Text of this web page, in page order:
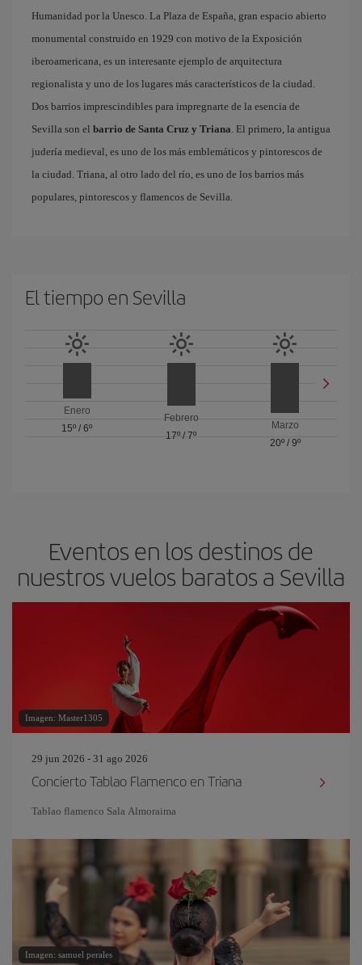
Humanidad por la Unesco. La Plaza de España, gran espacio abierto
monumental construido en 1929 con motivo de la Exposición
iberoamericana, es un interesante ejemplo de arquitectura
regionalista y uno de los lugares más característicos de la ciudad.
Dos barrios imprescindibles para impregnarte de la esencia de
Sevilla son el barrio de Santa Cruz y Triana. El primero, la antigua
judería medieval, es uno de los más emblemáticos y pintorescos de
la ciudad. Triana, al otro lado del río, es uno de los barrios más
populares, pintorescos y flamencos de Sevilla.
El tiempo en Sevilla
Enero
15º /6º
Febrero
17º / 7º
Marzo
20º/ 9º
Eventos en los destinos de
nuestros vuelos baratos a Sevilla
Imagen: Master1305
29 jun 2026 - 31 ago 2026
Concierto Tablao Flamenco en Triana
Tablao flamenco Sala Almoraima
Imagen: samuel perales